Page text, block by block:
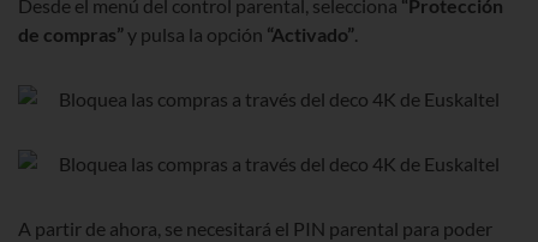
Desde el menú del control parental, selecciona “Protección
de compras”y pulsa la opción “Activado”.
A partir de ahora, se necesitará el PIN parental para poder